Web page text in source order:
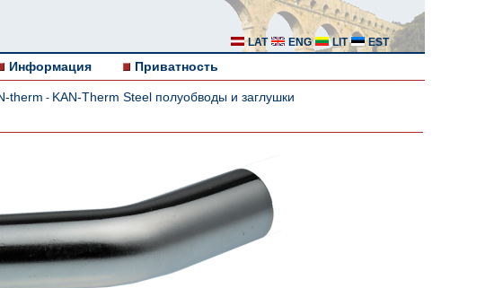
LAT ENG LIT EST
Информация Приватность
therm - KAN-Therm Steel полуобводы и заглушки